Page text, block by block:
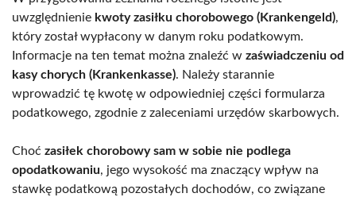
uwzględnienie kwoty zasiłku chorobowego (Krankengeld),
który został wypłacony w danym roku podatkowym.
Informacje na ten temat można znaleźć w zaświadczeniu od
kasy chorych (Krankenkasse). Należy starannie
wprowadzić tę kwotę w odpowiedniej części formularza
podatkowego, zgodnie z zaleceniami urzędów skarbowych.
Choć zasiłek chorobowy sam w sobie nie podlega
opodatkowaniu, jego wysokość ma znaczący wpływ na
stawkę podatkową pozostałych dochodów, co związane